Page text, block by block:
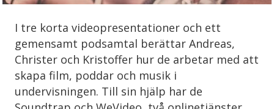
I tre korta videopresentationer och ett
gemensamt podsamtal berättar Andreas,
Christer och Kristoffer hur de arbetar med att
skapa film, poddar och musik i
undervisningen. Till sin hjälp har de